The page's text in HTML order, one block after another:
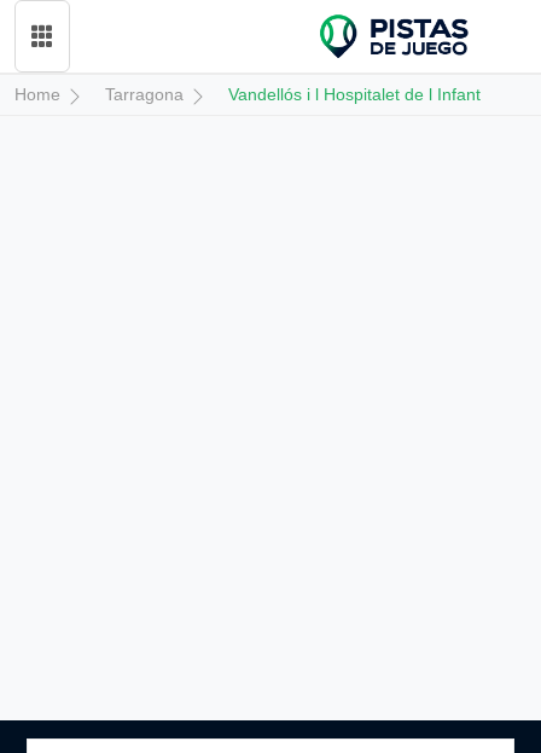
Home Tarragona Vandellós i l Hospitalet de l Infant